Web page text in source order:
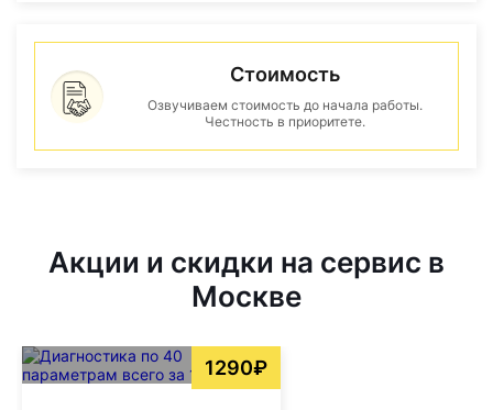
Стоимость
Озвучиваем стоимость до начала работы.
Честность в приоритете.
Акции и скидки на сервис в
Москве
1290₽